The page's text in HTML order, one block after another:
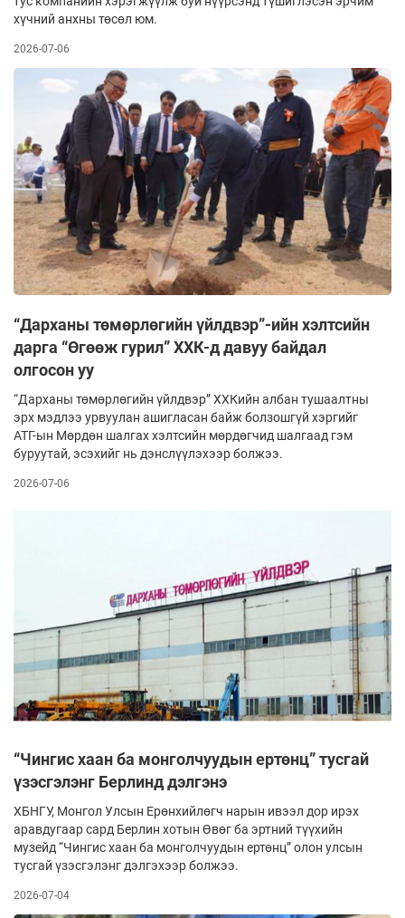
хүчний анхны төсөл юм.
2026-07-06
“Дарханы төмөрлөгийн үйлдвэр”-ийн хэлтсийн
дарга “Өгөөж гурил” ХХК-д давуу байдал
олгосон уу
“Дарханы төмөрлөгийн үйлдвэр” ХХКийн албан тушаалтны
эрх мэдлээ урвуулан ашигласан байж болзошгүй хэргийг
АТГ-ын Мөрдөн шалгах хэлтсийн мөрдөгчид шалгаад гэм
буруутай, эсэхийг нь дэнслүүлэхээр болжээ.
2026-07-06
“Чингис хаан ба монголчуудын ертөнц” тусгай
үзэсгэлэнг Берлинд дэлгэнэ
ХБНГУ, Монгол Улсын Ерөнхийлөгч нарын ивээл дор ирэх
аравдугаар сард Берлин хотын Өвөг ба эртний түүхийн
музейд “Чингис хаан ба монголчуудын ертөнц” олон улсын
тусгай үзэсгэлэнг дэлгэхээр болжээ.
2026-07-04